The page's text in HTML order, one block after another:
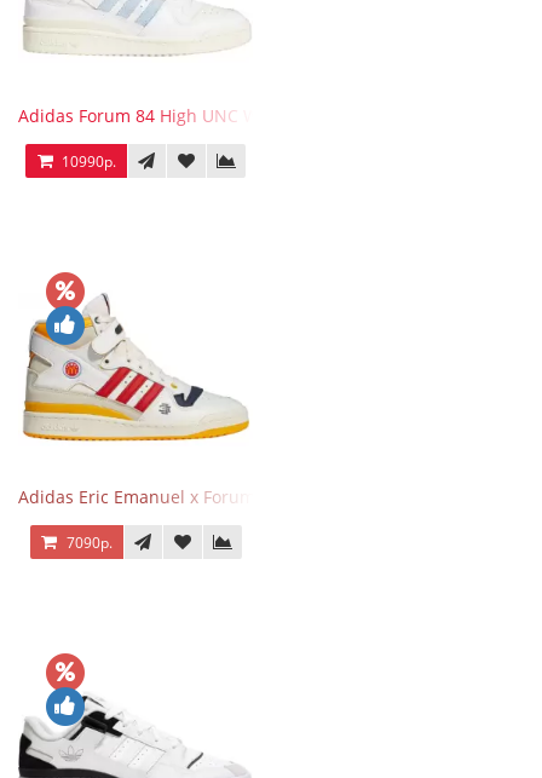
Adidas Forum 84 High UNC White Blue
10990р.
Adidas Eric Emanuel x Forum 84 High Mcdonald’s
7090р.